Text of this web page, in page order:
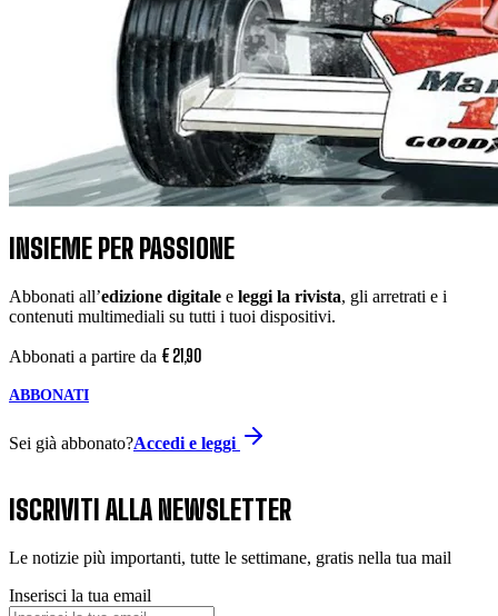
INSIEME PER PASSIONE
Abbonati all’edizione digitale e leggi la rivista, gli arretrati e i
contenuti multimediali su tutti i tuoi dispositivi.
Abbonati a partire da € 21,90
ABBONATI
Sei già abbonato?Accedi e leggi
ISCRIVITI ALLA NEWSLETTER
Le notizie più importanti, tutte le settimane, gratis nella tua mail
Inserisci la tua email